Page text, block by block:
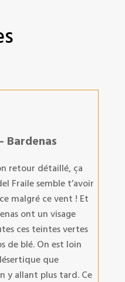
Bardenas
retour détaillé, ça
Fraile semble t’avoir
malgré ce vent ! Et
ont un visage
ces teintes vertes
de blé. On est loin
que
y allant plus tard. Ce